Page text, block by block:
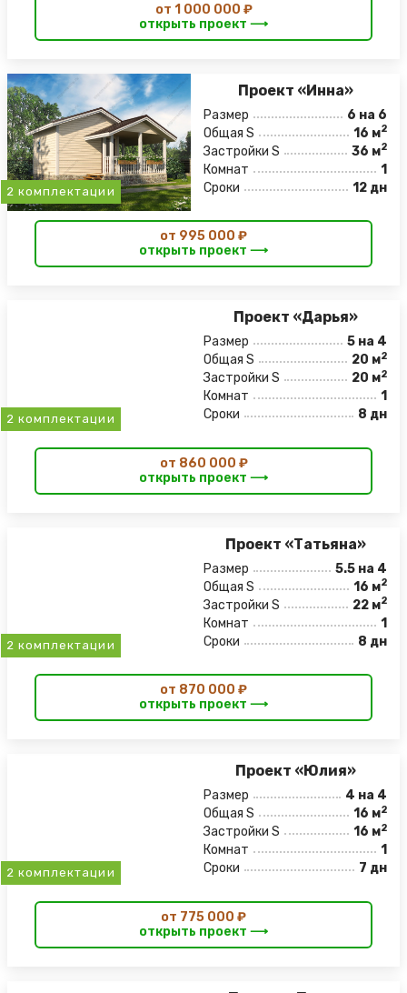
от 1 000 000 ₽
открыть проект ⟶
2 комплектации
Проект «Инна»
Размер
6 на 6
Общая S
16 м2
Застройки S 36 м2
Комнат
1
Сроки
12 дн
от 995 000 ₽
открыть проект ⟶
2 комплектации
Проект «Дарья»
Размер
5 на 4
Общая S
20 м2
Застройки S 20 м2
Комнат
1
Сроки
8 дн
от 860 000 ₽
открыть проект ⟶
2 комплектации
Проект «Татьяна»
Размер
5.5 на 4
Общая S
16 м2
Застройки S 22 м2
Комнат
1
Сроки
8 дн
от 870 000 ₽
открыть проект ⟶
2 комплектации
Проект «Юлия»
Размер
4 на 4
Общая S
16 м2
Застройки S 16 м2
Комнат
1
Сроки
7 дн
от 775 000 ₽
открыть проект ⟶